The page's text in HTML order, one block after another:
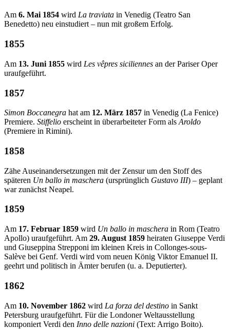
Am 6. Mai 1854 wird La traviata in Venedig (Teatro San
Benedetto) neu einstudiert – nun mit großem Erfolg.
1855
Am 13. Juni 1855 wird Les vêpres siciliennes an der Pariser Oper
uraufgeführt.
1857
Simon Boccanegra hat am 12. März 1857 in Venedig (La Fenice)
Premiere. Stiffelio erscheint in überarbeiteter Form als Aroldo
(Premiere in Rimini).
1858
Zähe Auseinandersetzungen mit der Zensur um den Stoff des
späteren Un ballo in maschera (ursprünglich Gustavo III) – geplant
war zunächst Neapel.
1859
Am 17. Februar 1859 wird Un ballo in maschera in Rom (Teatro
Apollo) uraufgeführt. Am 29. August 1859 heiraten Giuseppe Verdi
und Giuseppina Strepponi im kleinen Kreis in Collonges-sous-
Salève bei Genf. Verdi wird vom neuen König Viktor Emanuel II.
geehrt und politisch in Ämter berufen (u. a. Deputierter).
1862
Am 10. November 1862 wird La forza del destino in Sankt
Petersburg uraufgeführt. Für die Londoner Weltausstellung
komponiert Verdi den Inno delle nazioni (Text: Arrigo Boito).